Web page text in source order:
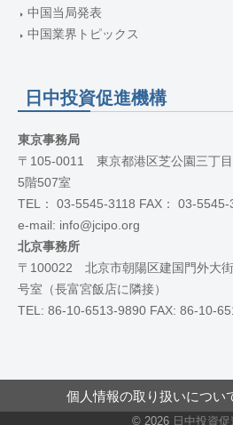
中国当局発表
中国業界トピックス
日中投資促進機構
東京事務局
〒105-0011 東京都港区芝公園三丁
5階507室
TEL： 03-5545-3118 FAX： 03-5545-
e-mail: info@jcipo.org
北京事務所
〒100022 北京市朝陽区建国門外大
号室（長富宮飯店に隣接）
TEL: 86-10-6513-9890 FAX: 86-10-
個人情報の取り扱いについ
© 2026 日中投資